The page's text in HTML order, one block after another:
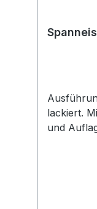
lackiert.
und